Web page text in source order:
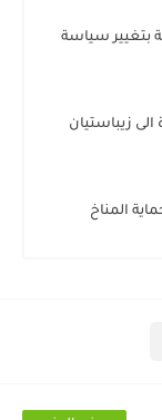
بتغيير سياسة
الى زيباستيان
المناخ